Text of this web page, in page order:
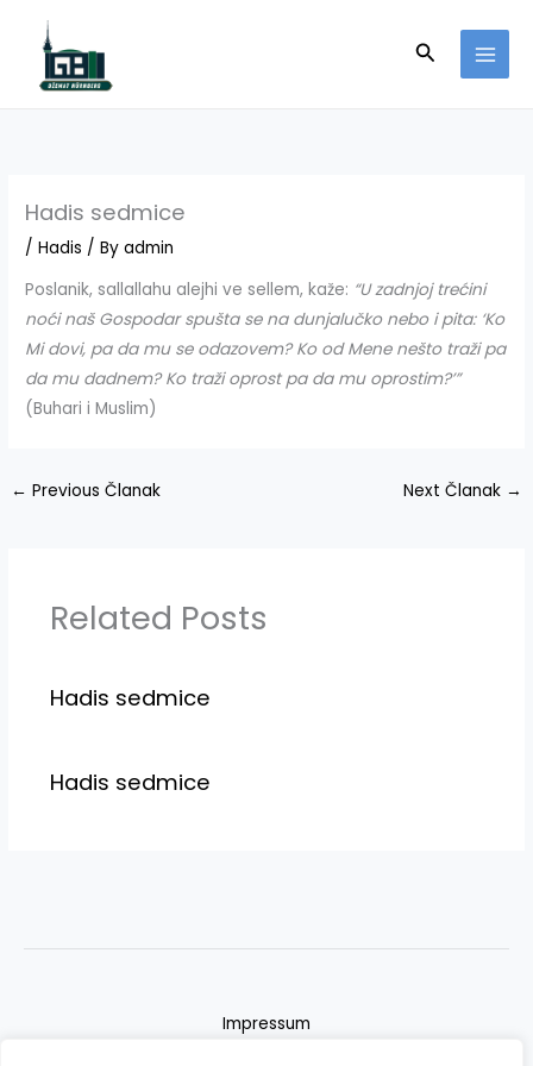
content
Search
Hadis sedmice
/Hadis / Byadmin
Poslanik, sallallahu alejhi ve sellem, kaže: “U zadnjoj trećini
noći naš Gospodar spušta se na dunjalučko nebo i pita: ‘Ko
Mi dovi, pa da mu se odazovem? Ko od Mene nešto traži pa
da mu dadnem? Ko traži oprost pa da mu oprostim?’”
(Buhari i Muslim)
← Previous Članak Next Članak →
Related Posts
Hadis sedmice
Hadis sedmice
Impressum